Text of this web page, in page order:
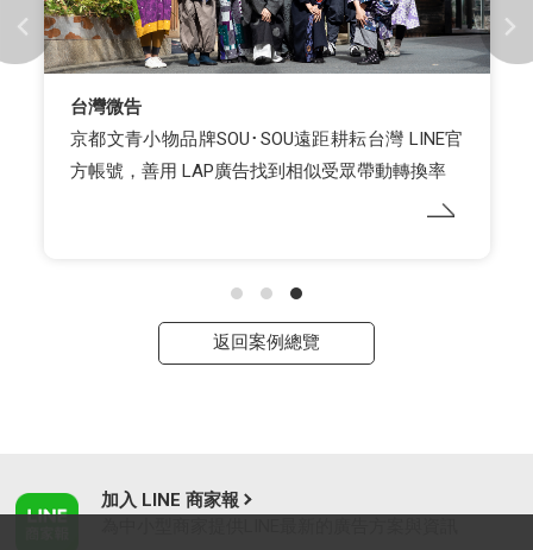
台灣微告
京都文青小物品牌SOU･SOU遠距耕耘台灣 LINE官
方帳號，善用 LAP廣告找到相似受眾帶動轉換率
返回案例總覽
加入 LINE 商家報